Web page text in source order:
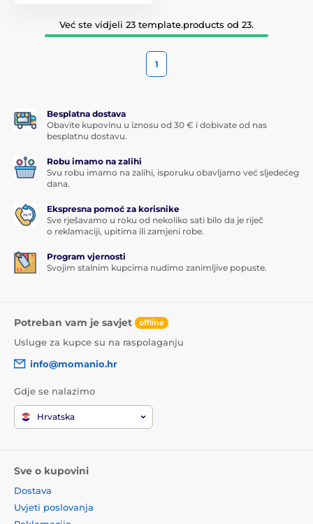
Već ste vidjeli 23 template.products od 23.
1
Besplatna dostava
Obavite kupovinu u iznosu od 30 € i dobivate od nas
besplatnu dostavu.
Robu imamo na zalihi
Svu robu imamo na zalihi, isporuku obavljamo već sljedećeg
dana.
Ekspresna pomoć za korisnike
Sve rješavamo u roku od nekoliko sati bilo da je riječ
o reklamaciji, upitima ili zamjeni robe.
Program vjernosti
Svojim stalnim kupcima nudimo zanimljive popuste.
Potreban vam je savjet offline
Usluge za kupce su na raspolaganju
info@momanio.hr
Gdje se nalazimo
Hrvatska
Sve o kupovini
Dostava
Uvjeti poslovanja